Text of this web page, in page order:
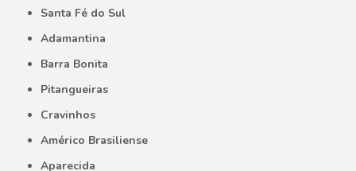
Santa Fé do Sul
Adamantina
Barra Bonita
Pitangueiras
Cravinhos
Américo Brasiliense
Aparecida